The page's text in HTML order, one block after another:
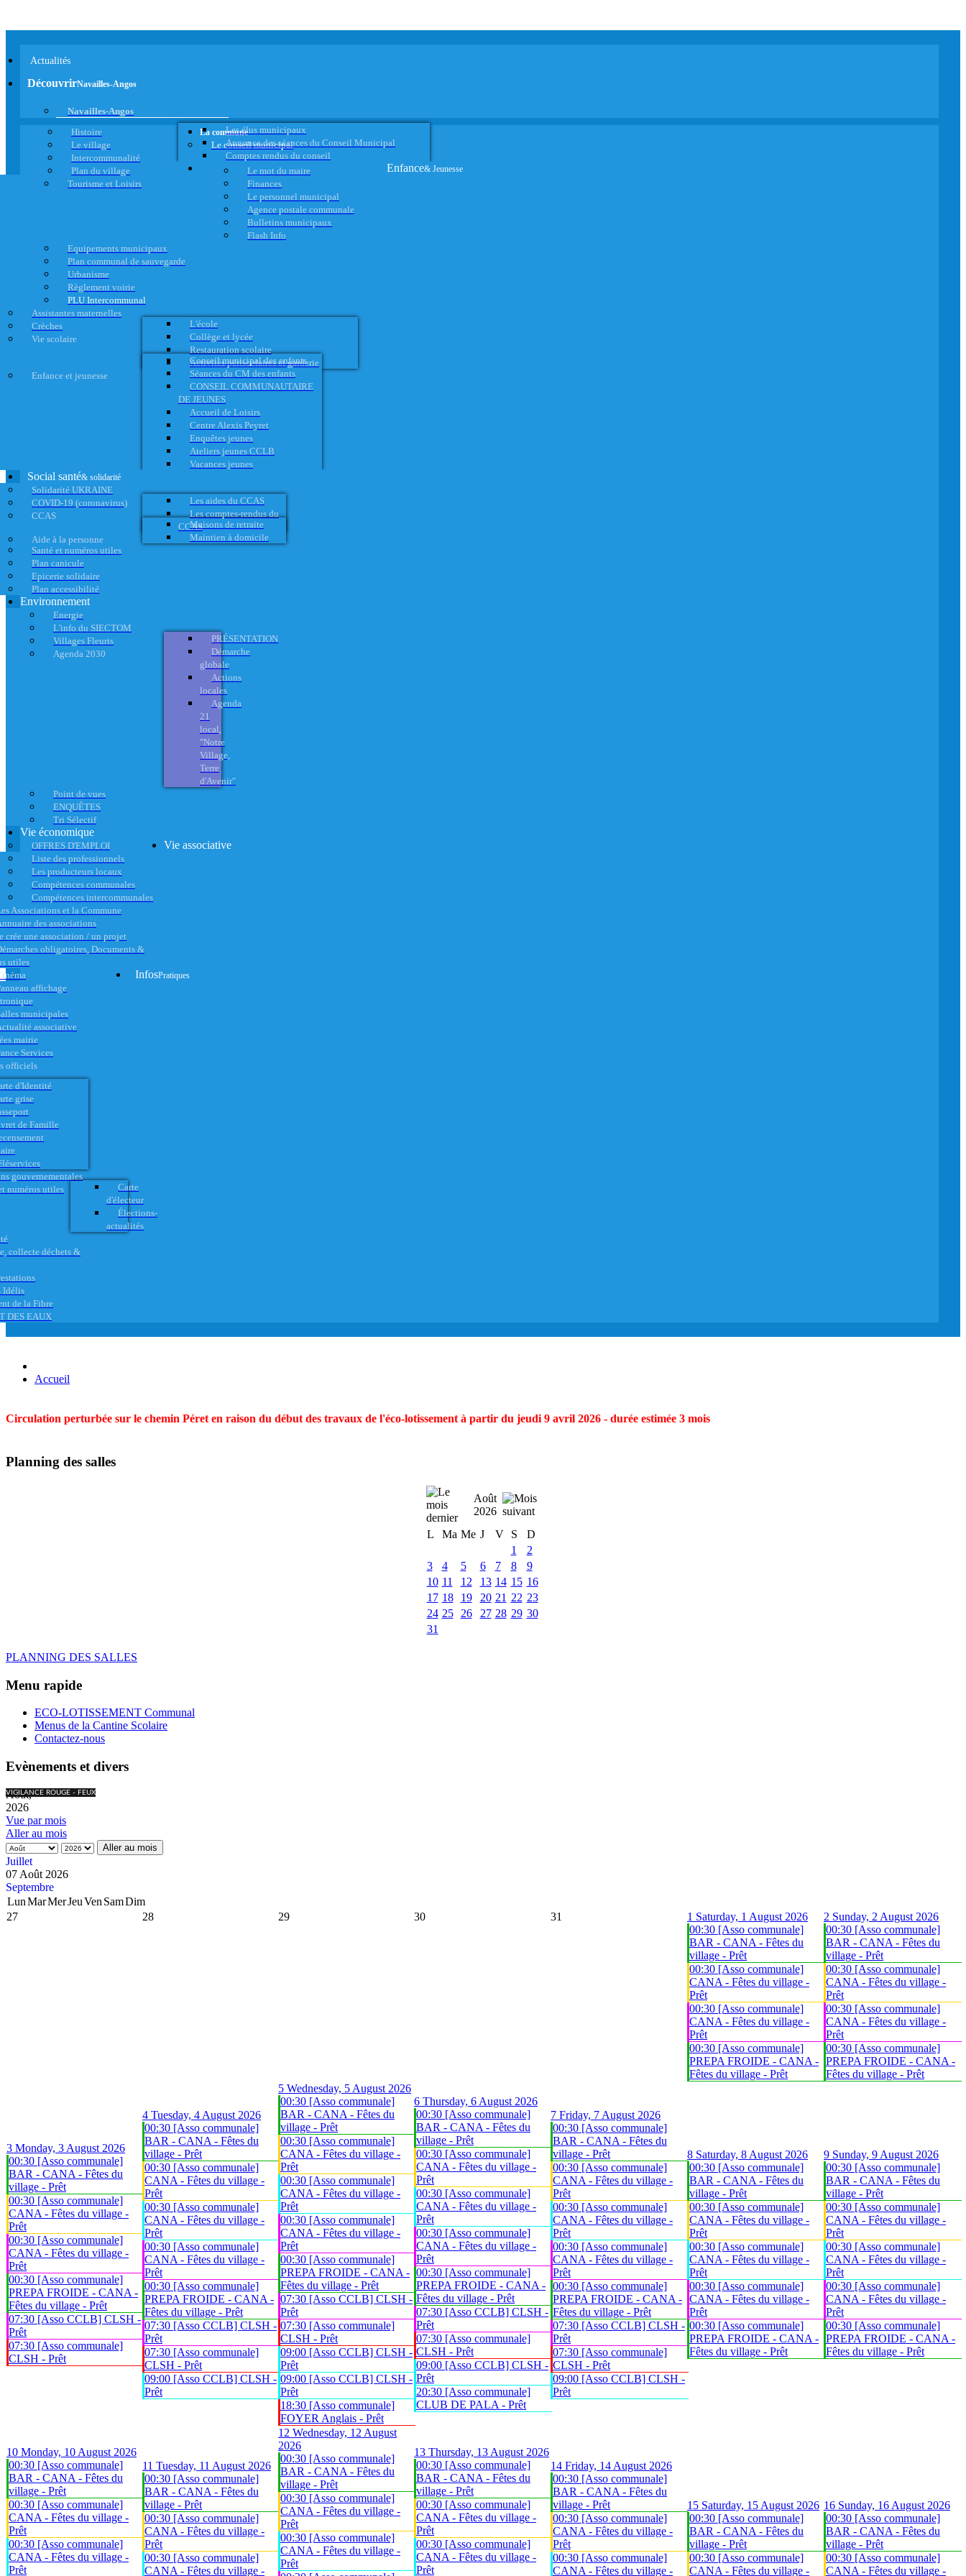
Actualités
DécouvrirNavailles-Angos
Navailles-Angos
Histoire
Le village
Intercommunalité
Plan du village
Tourisme et Loisirs
La commune
Le conseil municipal
Les élus municipaux
Annonce des séances du Conseil Municipal
Comptes rendus du conseil
Le mot du maire
Finances
Le personnel municipal
Agence postale communale
Bulletins municipaux
Flash Info
Equipements municipaux
Plan communal de sauvegarde
Urbanisme
Règlement voirie
PLU Intercommunal
Enfance& Jeunesse
Assistantes maternelles
Crèches
Vie scolaire
L'école
Collège et lycée
Restauration scolaire
Activités périscolaires et garderie
Enfance et jeunesse
Conseil municipal des enfants
Séances du CM des enfants
CONSEIL COMMUNAUTAIRE
DE JEUNES
Accueil de Loisirs
Centre Alexis Peyret
Enquêtes jeunes
Ateliers jeunes CCLB
Vacances jeunes
Social santé& solidarité
Solidarité UKRAINE
COVID-19 (coronavirus)
CCAS
Les aides du CCAS
Les comptes-rendus du
CCAS
Aide à la personne
Maisons de retraite
Maintien à domicile
Santé et numéros utiles
Plan canicule
Epicerie solidaire
Plan accessibilité
Environnement
Energie
L'info du SIECTOM
Villages Fleuris
Agenda 2030
PRÉSENTATION
Démarche
globale
Actions
locales
Agenda
21
local,
"Notre
Village,
Terre
d'Avenir"
Point de vues
ENQUÊTES
Tri Sélectif
Vie économique
OFFRES D'EMPLOI
Liste des professionnels
Les producteurs locaux
Compétences communales
Compétences intercommunales
Vie associative
Associations et la Commune
des associations
crée une association / un projet
obligatoires, Documents &
utiles
affichage
municipales
associative
InfosPratiques
mairie
Services
officiels
d'Identité
grise
de Famille
gouvernementales
numéros utiles
Carte
d'électeur
Élections-
actualités
collecte déchets &
Idélis
de la Fibre
DES EAUX
Accueil
Circulation perturbée sur le chemin Péret en raison du début des travaux de l'éco-lotissement à partir du jeudi 9 avril 2026 - durée estimée 3 mois
Planning des salles
Août
2026
L
Ma Me J V S
D
1
2
3
4 5 6 7 8
9
10 11 12 13 14 15 16
17 18 19 20 21 22 23
24 25 26 27 28 29 30
31
PLANNING DES SALLES
Menu rapide
ECO-LOTISSEMENT Communal
Menus de la Cantine Scolaire
Contactez-nous
Evènements et divers
VIGILANCE ROUGE - FEUX
Août,
2026
Vue par mois
Aller au mois
Aller au mois
Juillet
07 Août 2026
Septembre
LunMarMerJeuVen SamDim
27
28 29 30 31 1 Saturday, 1 August 2026
00:30 [Asso communale]
BAR - CANA - Fêtes du
village - Prêt
00:30 [Asso communale]
CANA - Fêtes du village -
Prêt
00:30 [Asso communale]
CANA - Fêtes du village -
Prêt
00:30 [Asso communale]
PREPA FROIDE - CANA -
Fêtes du village - Prêt
2 Sunday, 2 August 2026
00:30 [Asso communale]
BAR - CANA - Fêtes du
village - Prêt
00:30 [Asso communale]
CANA - Fêtes du village -
Prêt
00:30 [Asso communale]
CANA - Fêtes du village -
Prêt
00:30 [Asso communale]
PREPA FROIDE - CANA -
Fêtes du village - Prêt
3 Monday, 3 August 2026
00:30 [Asso communale]
BAR - CANA - Fêtes du
village - Prêt
00:30 [Asso communale]
CANA - Fêtes du village -
Prêt
00:30 [Asso communale]
CANA - Fêtes du village -
Prêt
00:30 [Asso communale]
PREPA FROIDE - CANA -
Fêtes du village - Prêt
07:30 [Asso CCLB] CLSH -
Prêt
07:30 [Asso communale]
CLSH - Prêt
4 Tuesday, 4 August 2026
00:30 [Asso communale]
BAR - CANA - Fêtes du
village - Prêt
00:30 [Asso communale]
CANA - Fêtes du village -
Prêt
00:30 [Asso communale]
CANA - Fêtes du village -
Prêt
00:30 [Asso communale]
CANA - Fêtes du village -
Prêt
00:30 [Asso communale]
PREPA FROIDE - CANA -
Fêtes du village - Prêt
07:30 [Asso CCLB] CLSH -
Prêt
07:30 [Asso communale]
CLSH - Prêt
09:00 [Asso CCLB] CLSH -
Prêt
5 Wednesday, 5 August 2026
00:30 [Asso communale]
BAR - CANA - Fêtes du
village - Prêt
00:30 [Asso communale]
CANA - Fêtes du village -
Prêt
00:30 [Asso communale]
CANA - Fêtes du village -
Prêt
00:30 [Asso communale]
CANA - Fêtes du village -
Prêt
00:30 [Asso communale]
PREPA FROIDE - CANA -
Fêtes du village - Prêt
07:30 [Asso CCLB] CLSH -
Prêt
07:30 [Asso communale]
CLSH - Prêt
09:00 [Asso CCLB] CLSH -
Prêt
09:00 [Asso CCLB] CLSH -
Prêt
18:30 [Asso communale]
FOYER Anglais - Prêt
6 Thursday, 6 August 2026
00:30 [Asso communale]
BAR - CANA - Fêtes du
village - Prêt
00:30 [Asso communale]
CANA - Fêtes du village -
Prêt
00:30 [Asso communale]
CANA - Fêtes du village -
Prêt
00:30 [Asso communale]
CANA - Fêtes du village -
Prêt
00:30 [Asso communale]
PREPA FROIDE - CANA -
Fêtes du village - Prêt
07:30 [Asso CCLB] CLSH -
Prêt
07:30 [Asso communale]
CLSH - Prêt
09:00 [Asso CCLB] CLSH -
Prêt
20:30 [Asso communale]
CLUB DE PALA - Prêt
7 Friday, 7 August 2026
00:30 [Asso communale]
BAR - CANA - Fêtes du
village - Prêt
00:30 [Asso communale]
CANA - Fêtes du village -
Prêt
00:30 [Asso communale]
CANA - Fêtes du village -
Prêt
00:30 [Asso communale]
CANA - Fêtes du village -
Prêt
00:30 [Asso communale]
PREPA FROIDE - CANA -
Fêtes du village - Prêt
07:30 [Asso CCLB] CLSH -
Prêt
07:30 [Asso communale]
CLSH - Prêt
09:00 [Asso CCLB] CLSH -
Prêt
8 Saturday, 8 August 2026
00:30 [Asso communale]
BAR - CANA - Fêtes du
village - Prêt
00:30 [Asso communale]
CANA - Fêtes du village -
Prêt
00:30 [Asso communale]
CANA - Fêtes du village -
Prêt
00:30 [Asso communale]
CANA - Fêtes du village -
Prêt
00:30 [Asso communale]
PREPA FROIDE - CANA -
Fêtes du village - Prêt
9 Sunday, 9 August 2026
00:30 [Asso communale]
BAR - CANA - Fêtes du
village - Prêt
00:30 [Asso communale]
CANA - Fêtes du village -
Prêt
00:30 [Asso communale]
CANA - Fêtes du village -
Prêt
00:30 [Asso communale]
CANA - Fêtes du village -
Prêt
00:30 [Asso communale]
PREPA FROIDE - CANA -
Fêtes du village - Prêt
10 Monday, 10 August 2026
00:30 [Asso communale]
BAR - CANA - Fêtes du
village - Prêt
00:30 [Asso communale]
CANA - Fêtes du village -
Prêt
00:30 [Asso communale]
CANA - Fêtes du village -
Prêt
11 Tuesday, 11 August 2026
00:30 [Asso communale]
BAR - CANA - Fêtes du
village - Prêt
00:30 [Asso communale]
CANA - Fêtes du village -
Prêt
00:30 [Asso communale]
CANA - Fêtes du village -
12 Wednesday, 12 August
2026
00:30 [Asso communale]
BAR - CANA - Fêtes du
village - Prêt
00:30 [Asso communale]
CANA - Fêtes du village -
Prêt
00:30 [Asso communale]
CANA - Fêtes du village -
Prêt
13 Thursday, 13 August 2026
00:30 [Asso communale]
BAR - CANA - Fêtes du
village - Prêt
00:30 [Asso communale]
CANA - Fêtes du village -
Prêt
00:30 [Asso communale]
CANA - Fêtes du village -
Prêt
14 Friday, 14 August 2026
00:30 [Asso communale]
BAR - CANA - Fêtes du
village - Prêt
00:30 [Asso communale]
CANA - Fêtes du village -
Prêt
00:30 [Asso communale]
CANA - Fêtes du village -
15 Saturday, 15 August 2026
00:30 [Asso communale]
BAR - CANA - Fêtes du
village - Prêt
00:30 [Asso communale]
CANA - Fêtes du village -
16 Sunday, 16 August 2026
00:30 [Asso communale]
BAR - CANA - Fêtes du
village - Prêt
00:30 [Asso communale]
CANA - Fêtes du village -